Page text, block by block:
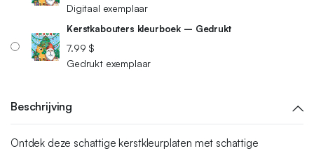
Digitaal exemplaar
Kerstkabouters kleurboek – Gedrukt
7.99 $
Gedrukt exemplaar
Beschrijving
Ontdek deze schattige kerstkleurplaten met schattige